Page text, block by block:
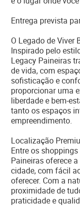
Entrega prevista
O Legado de Viver
Inspirado pelo
Legacy Paineiras
de vida, com
sofisticação e
proporcionar uma
liberdade e bem-
tanto os espaços
empreendimento.
Localização
Entre os
Paineiras oferece
cidade, com fácil
oferecer. Com a
proximidade de
praticidade e